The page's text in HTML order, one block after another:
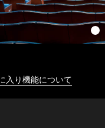
入り機能について